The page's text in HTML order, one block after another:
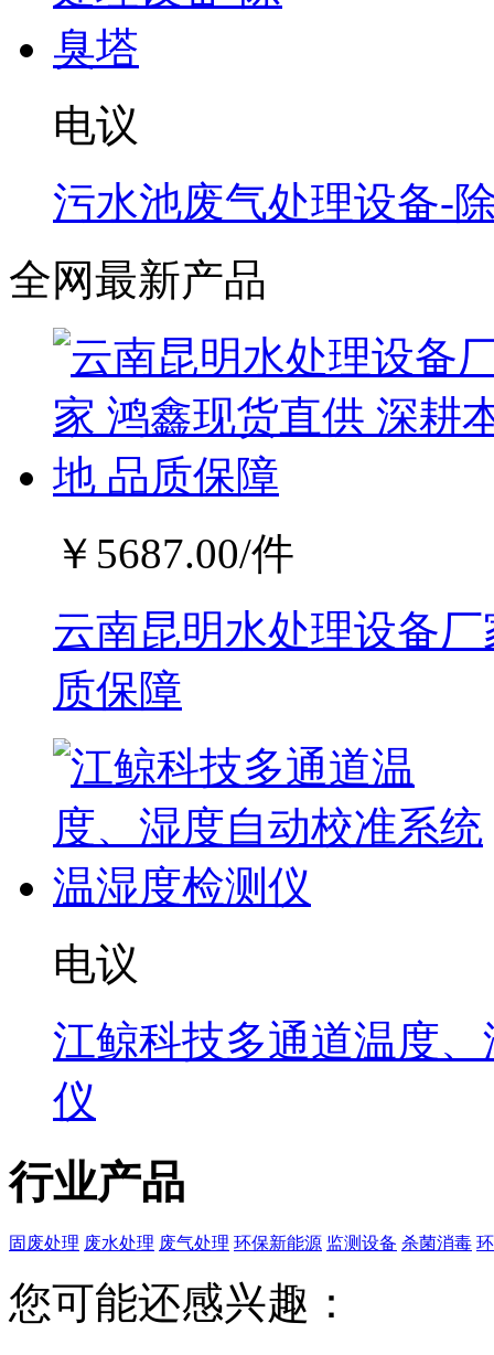
电议
污水池废气处理设备-
全网最新产品
￥ 5687.00/件
云南昆明水处理设备
质保障
电议
江鲸科技多通道温度
仪
行业产品
固废处理 废水处理 废气处理 环保新能源 监测设备 杀菌消毒
您可能还感兴趣：